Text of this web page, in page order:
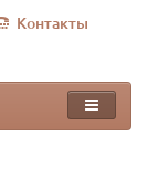
Контакты